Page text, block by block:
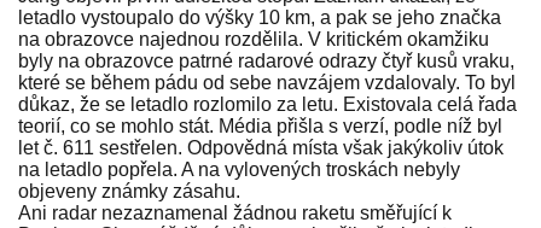
letadlo vystoupalo do výšky 10 km, a pak se jeho značka
na obrazovce najednou rozdělila. V kritickém okamžiku
byly na obrazovce patrné radarové odrazy čtyř kusů vraku,
které se během pádu od sebe navzájem vzdalovaly. To byl
důkaz, že se letadlo rozlomilo za letu. Existovala celá řada
teorií, co se mohlo stát. Média přišla s verzí, podle níž byl
let č. 611 sestřelen. Odpovědná místa však jakýkoliv útok
na letadlo popřela. A na vylovených troskách nebyly
objeveny známky zásahu.
Ani radar nezaznamenal žádnou raketu směřující k